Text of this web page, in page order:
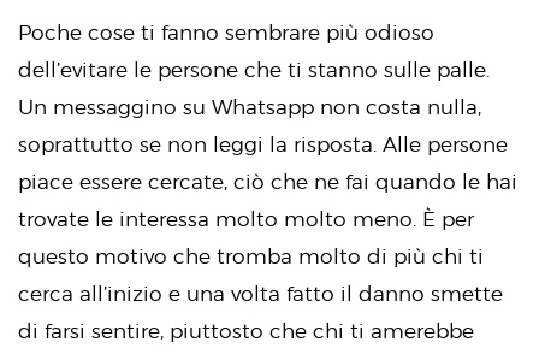
Poche cose ti fanno sembrare più odioso
dell’evitare le persone che ti stanno sulle palle.
Un messaggino su Whatsapp non costa nulla,
soprattutto se non leggi la risposta. Alle persone
piace essere cercate, ciò che ne fai quando le hai
trovate le interessa molto molto meno. È per
questo motivo che tromba molto di più chi ti
cerca all’inizio e una volta fatto il danno smette
di farsi sentire, piuttosto che chi ti amerebbe